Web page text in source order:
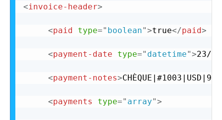
<invoice-header>
<paid type=" boolean">true</paid>
<payment-date type=" datetime">23/
<payment-notes>
<payments type=" array">